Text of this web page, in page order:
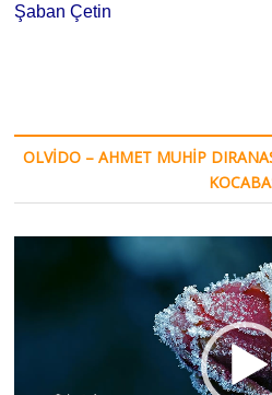
Şaban Çetin
OLVIDO – AHMET MUHIP